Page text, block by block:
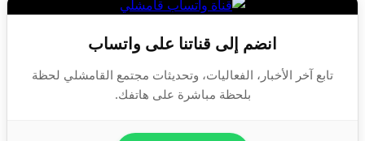
انضم إلى قناتنا على واتساب
تابع آخر الأخبار، الفعاليات، وتحديثات مجتمع القامشلي لحظة
بلحظة مباشرة على هاتفك.